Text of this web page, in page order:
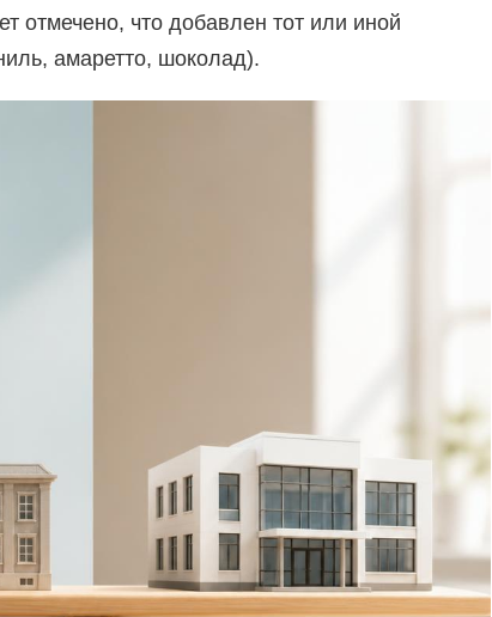
отмечено, что добавлен тот или иной
амаретто, шоколад).